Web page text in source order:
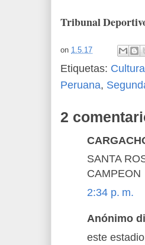
Tribunal
on 1.5.17
Etiquetas:
Peruana,
2
SANTA
CAMPEON
2:34 p. m.
Anónimo
este